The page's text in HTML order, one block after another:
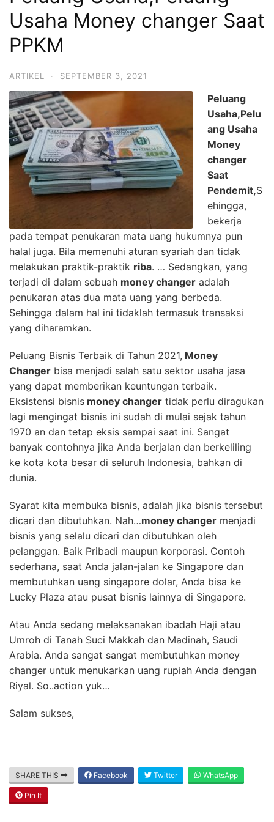
Usaha Money changer Saat
PPKM
ARTIKEL · SEPTEMBER 3, 2021
Peluang
Usaha,Pelu
ang Usaha
Money
changer
Saat
Pendemit,S
ehingga,
bekerja
pada tempat penukaran mata uang hukumnya pun
halal juga. Bila memenuhi aturan syariah dan tidak
melakukan praktik-praktik riba. … Sedangkan, yang
terjadi di dalam sebuah money changer adalah
penukaran atas dua mata uang yang berbeda.
Sehingga dalam hal ini tidaklah termasuk transaksi
yang diharamkan.
Peluang Bisnis Terbaik di Tahun 2021, Money
Changer bisa menjadi salah satu sektor usaha jasa
yang dapat memberikan keuntungan terbaik.
Eksistensi bisnis money changer tidak perlu diragukan
lagi mengingat bisnis ini sudah di mulai sejak tahun
1970 an dan tetap eksis sampai saat ini. Sangat
banyak contohnya jika Anda berjalan dan berkeliling
ke kota kota besar di seluruh Indonesia, bahkan di
dunia.
Syarat kita membuka bisnis, adalah jika bisnis tersebut
dicari dan dibutuhkan. Nah…money changer menjadi
bisnis yang selalu dicari dan dibutuhkan oleh
pelanggan. Baik Pribadi maupun korporasi. Contoh
sederhana, saat Anda jalan-jalan ke Singapore dan
membutuhkan uang singapore dolar, Anda bisa ke
Lucky Plaza atau pusat bisnis lainnya di Singapore.
Atau Anda sedang melaksanakan ibadah Haji atau
Umroh di Tanah Suci Makkah dan Madinah, Saudi
Arabia. Anda sangat sangat membutuhkan money
changer untuk menukarkan uang rupiah Anda dengan
Riyal. So..action yuk…
Salam sukses,
SHARE THIS Facebook Twitter WhatsApp
Pin It